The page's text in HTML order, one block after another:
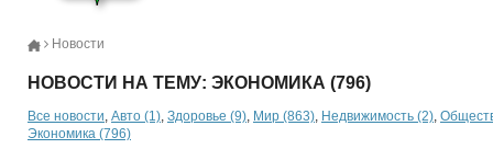
Новости
НОВОСТИ НА ТЕМУ: ЭКОНОМИКА (796)
Все новости Авто (1) Здоровье (9) Мир (863) Недвижимость (2)
Экономика (796)